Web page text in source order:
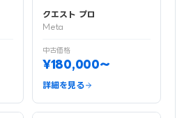
クエスト プロ
Meta
中古価格
¥180,000〜
詳細を見る